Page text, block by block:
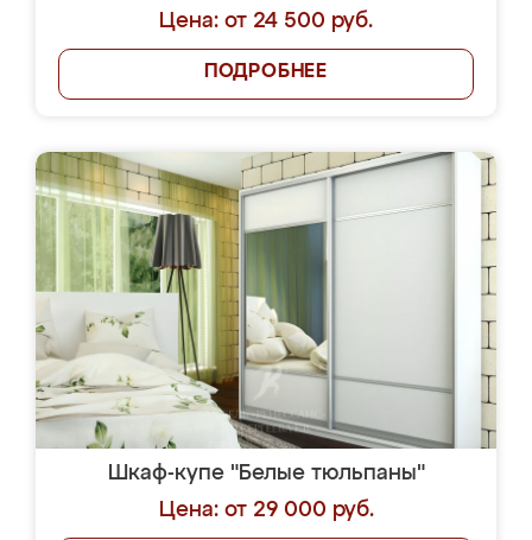
Цена: от 24 500 руб.
ПОДРОБНЕЕ
Шкаф-купе "Белые тюльпаны"
Цена: от 29 000 руб.